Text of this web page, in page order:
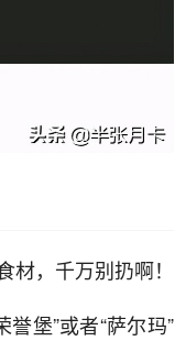
，千万别扔啊！
堡”或者“萨尔玛”